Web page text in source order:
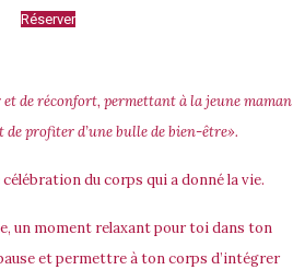
Réserver
de réconfort, permettant à la jeune maman
de profiter d’une bulle de bien-être».
du corps qui a donné la vie.
un moment relaxant pour toi dans ton
et permettre à ton corps d’intégrer